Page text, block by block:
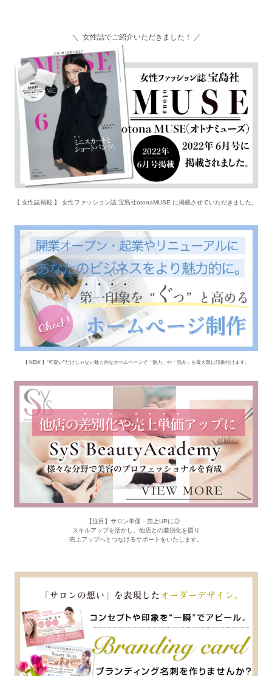
＼ 女性誌でご紹介いただきました！ ／
【 女性誌掲載 】 女性ファッション誌 宝島社otonaMUSE に掲載させていただきました。
【 NEW 】“可愛い”だけじゃない魅力的なホームページで「魅力」や「強み」を最大限に印象付けます。
【注目】サロン単価・売上UPに◎
スキルアップを活かし、他店との差別化を図り
売上アップへとつなげるサポートをいたします。